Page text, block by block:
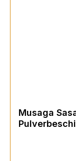
Musaga